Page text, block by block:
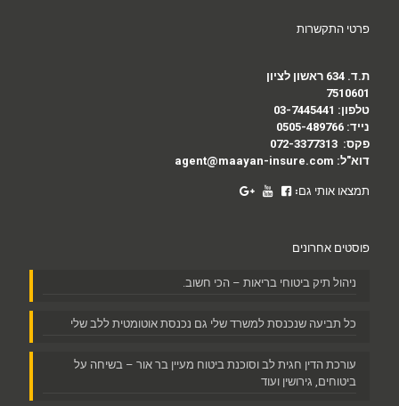
פרטי התקשרות
ת.ד. 634 ראשון לציון
7510601
טלפון: 03-7445441
נייד: 0505-489766
פקס: 072-3377313
דוא"ל: agent@maayan-insure.com
תמצאו אותי גם:
פוסטים אחרונים
ניהול תיק ביטוחי בריאות – הכי חשוב.
כל תביעה שנכנסת למשרד שלי גם נכנסת אוטומטית ללב שלי
עורכת הדין חגית לב וסוכנת ביטוח מעיין בר אור – בשיחה על
ביטוחים, גירושין ועוד